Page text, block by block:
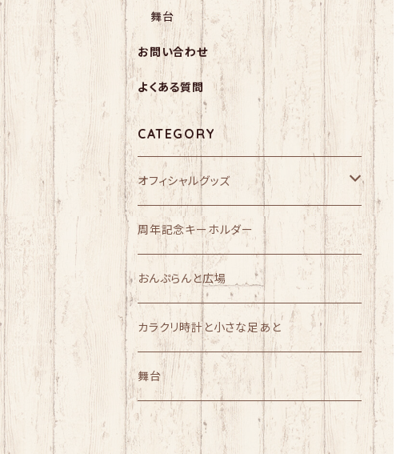
舞台
お問い合わせ
よくある質問
CATEGORY
オフィシャルグッズ
レザー商品
周年記念キーホルダー
おんぷらんと広場
カラクリ時計と小さな足あと
舞台